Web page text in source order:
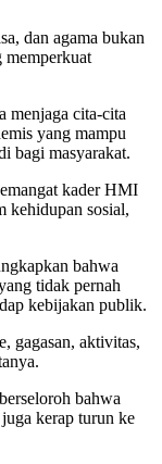
dan agama bukan
memperkuat
menjaga cita-cita
yang mampu
bagi masyarakat.
kader HMI
sosial,
bahwa
tidak pernah
kebijakan publik.
gagasan, aktivitas,
bahwa
kerap turun ke